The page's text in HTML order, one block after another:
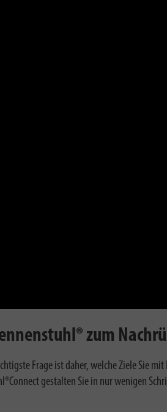
zum
Frage ist daher, welche Ziele Sie
gestalten Sie in nur wenigen